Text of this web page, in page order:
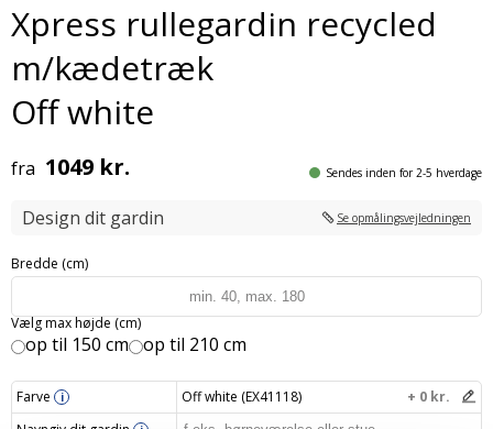
Xpress rullegardin recycled
m/kædetræk
Off white
fra 1049 kr. Sendes inden for 2-5 hverdage
Design dit gardin Se opmålingsvejledningen
Bredde (cm)
Vælg max højde (cm)
op til 150 cm op til 210 cm
Farve i Off white (EX41118)
+ 0 kr.